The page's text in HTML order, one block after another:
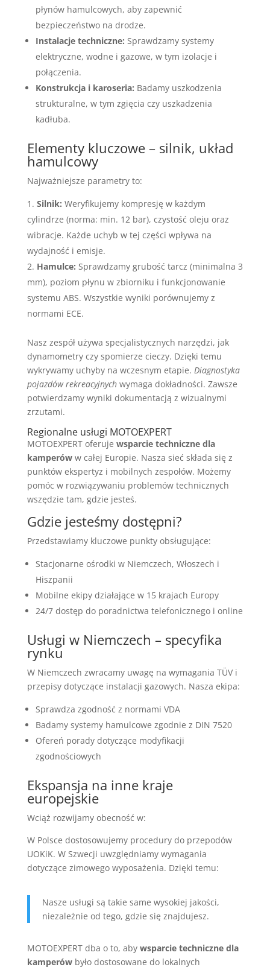
płynów hamulcowych, aby zapewnić
bezpieczeństwo na drodze.
Instalacje techniczne: Sprawdzamy systemy
elektryczne, wodne i gazowe, w tym izolacje i
połączenia.
Konstrukcja i karoseria: Badamy uszkodzenia
strukturalne, w tym zgięcia czy uszkadzenia
kadłuba.
Elementy kluczowe – silnik, układ
hamulcowy
Najważniejsze parametry to:
Silnik: Weryfikujemy kompresję w każdym
cylindrze (norma: min. 12 bar), czystość oleju oraz
wibracje. Każde uchyb w tej części wpływa na
wydajność i emisje.
Hamulce: Sprawdzamy grubość tarcz (minimalna 3
mm), poziom płynu w zbiorniku i funkcjonowanie
systemu ABS. Wszystkie wyniki porównujemy z
normami ECE.
Nasz zespół używa specjalistycznych narzędzi, jak
dynamometry czy spomierze cieczy. Dzięki temu
wykrywamy uchyby na wczesnym etapie. Diagnostyka
pojazdów rekreacyjnychwymaga dokładności. Zawsze
potwierdzamy wyniki dokumentacją z wizualnymi
zrzutami.
Regionalne usługi MOTOEXPERT
MOTOEXPERT oferuje wsparcie techniczne dla
kamperóww całej Europie. Nasza sieć składa się z
punktów ekspertyz i mobilnych zespołów. Możemy
pomóc w rozwiązywaniu problemów technicznych
wszędzie tam, gdzie jesteś.
Gdzie jesteśmy dostępni?
Przedstawiamy kluczowe punkty obsługujące:
Stacjonarne ośrodki w Niemczech, Włoszech i
Hiszpanii
Mobilne ekipy działające w 15 krajach Europy
24/7 dostęp do poradnictwa telefonicznego i online
Usługi w Niemczech – specyfika
rynku
W Niemczech zwracamy uwagę na wymagania TÜV i
przepisy dotyczące instalacji gazowych. Nasza ekipa:
Sprawdza zgodność z normami VDA
Badamy systemy hamulcowe zgodnie z DIN 7520
Ofereń porady dotyczące modyfikacji
zgodnościowych
Ekspansja na inne kraje
europejskie
Wciąż rozwijamy obecność w:
W Polsce dostosowujemy procedury do przepodów
UOKiK. W Szwecji uwzględniamy wymagania
dotyczące zimowego wyposażenia. Dzięki temu:
Nasze usługi są takie same wysokiej jakości,
niezależnie od tego, gdzie się znajdujesz.
MOTOEXPERT dba o to, aby wsparcie techniczne dla
kamperówbyło dostosowane do lokalnych